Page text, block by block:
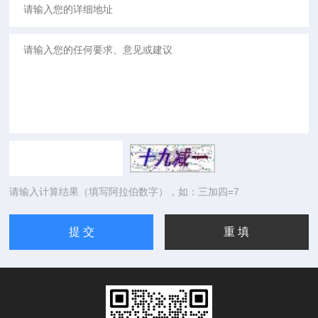
请输入计算结果（填写阿拉伯数字），如：三加四=7